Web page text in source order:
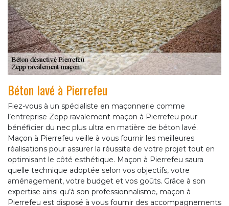
Béton lavé à Pierrefeu
Fiez-vous à un spécialiste en maçonnerie comme
l’entreprise Zepp ravalement maçon à Pierrefeu pour
bénéficier du nec plus ultra en matière de béton lavé.
Maçon à Pierrefeu veille à vous fournir les meilleures
réalisations pour assurer la réussite de votre projet tout en
optimisant le côté esthétique. Maçon à Pierrefeu saura
quelle technique adoptée selon vos objectifs, votre
aménagement, votre budget et vos goûts. Grâce à son
expertise ainsi qu’à son professionnalisme, maçon à
Pierrefeu est disposé à vous fournir des accompagnements